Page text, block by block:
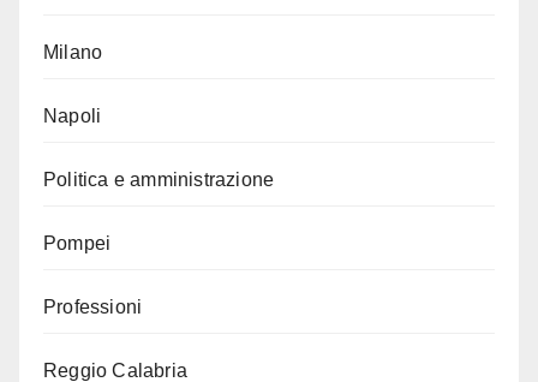
Milano
Napoli
Politica e amministrazione
Pompei
Professioni
Reggio Calabria